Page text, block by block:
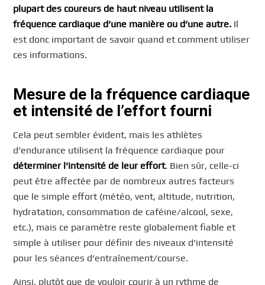
plupart des coureurs de haut niveau utilisent la
fréquence cardiaque d’une manière ou d’une autre. Il
est donc important de savoir quand et comment utiliser
ces informations.
Mesure de la fréquence cardiaque
et intensité de l’effort fourni
Cela peut sembler évident, mais les athlètes
d’endurance utilisent la fréquence cardiaque pour
déterminer l’intensité de leur effort. Bien sûr, celle-ci
peut être affectée par de nombreux autres facteurs
que le simple effort (météo, vent, altitude, nutrition,
hydratation, consommation de caféine/alcool, sexe,
etc.), mais ce paramètre reste globalement fiable et
simple à utiliser pour définir des niveaux d’intensité
pour les séances d’entraînement/course.
Ainsi, plutôt que de vouloir courir à un rythme de